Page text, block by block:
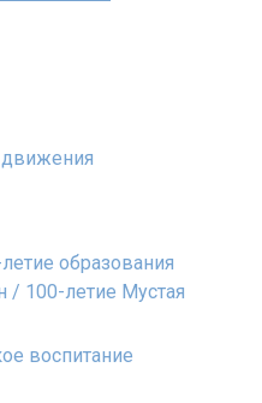
движения
образования
/ 100-летие Мустая
воспитание